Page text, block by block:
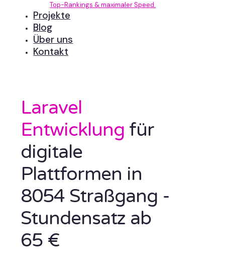
Top-Rankings & maximaler Speed.
Projekte
Blog
Über uns
Kontakt
Laravel
Entwicklung für
digitale
Plattformen in
8054 Straßgang -
Stundensatz ab
65 €